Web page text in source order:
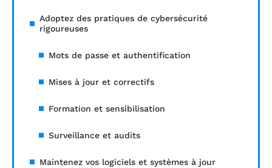
Adoptez des pratiques de cybersécurité
rigoureuses
Mots de passe et authentification
Mises à jour et correctifs
Formation et sensibilisation
Surveillance et audits
Maintenez vos logiciels et systèmes à jour